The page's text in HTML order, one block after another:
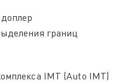
границ
IMT (Auto IMT)